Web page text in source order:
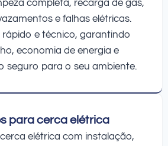
completa, recarga de gás,
e falhas elétricas.
e técnico, garantindo
economia de energia e
seguro para o seu ambiente.
para cerca elétrica
elétrica com instalação,